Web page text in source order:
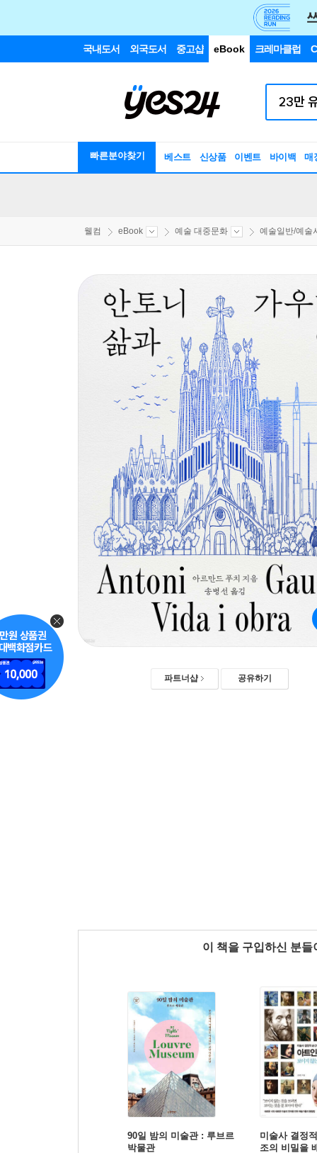
국내도서 외국도서 중고샵 eBook 크레마클럽
빠른분야찾기 베스트 신상품 이벤트 바이백 매
웰컴 eBook 예술 대중문화 예술일반/예술
파트너샵 공유하기
이 책을 구입하신 분
90일 밤의 미술관 : 루브르
박물관
미술사 결정
조의 비밀을